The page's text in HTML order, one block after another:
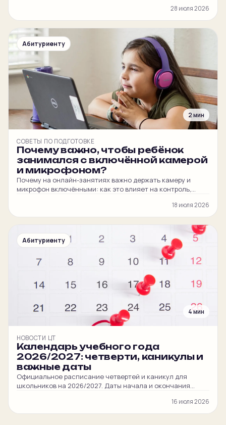
28 июля 2026
Абитуриенту
2 мин
СОВЕТЫ ПО ПОДГОТОВКЕ
Почему важно, чтобы ребёнок
занимался с включённой камерой
и микрофоном?
Почему на онлайн-занятиях важно держать камеру и
микрофон включёнными: как это влияет на контроль,
18 июля 2026
Абитуриенту
4 мин
НОВОСТИ ЦТ
Календарь учебного года
2026/2027: четверти, каникулы и
важные даты
Официальное расписание четвертей и каникул для
школьников на 2026/2027. Даты начала и окончания
Отдельные даты для 9–11 классов, кадетов и младшей
школы.
16 июля 2026